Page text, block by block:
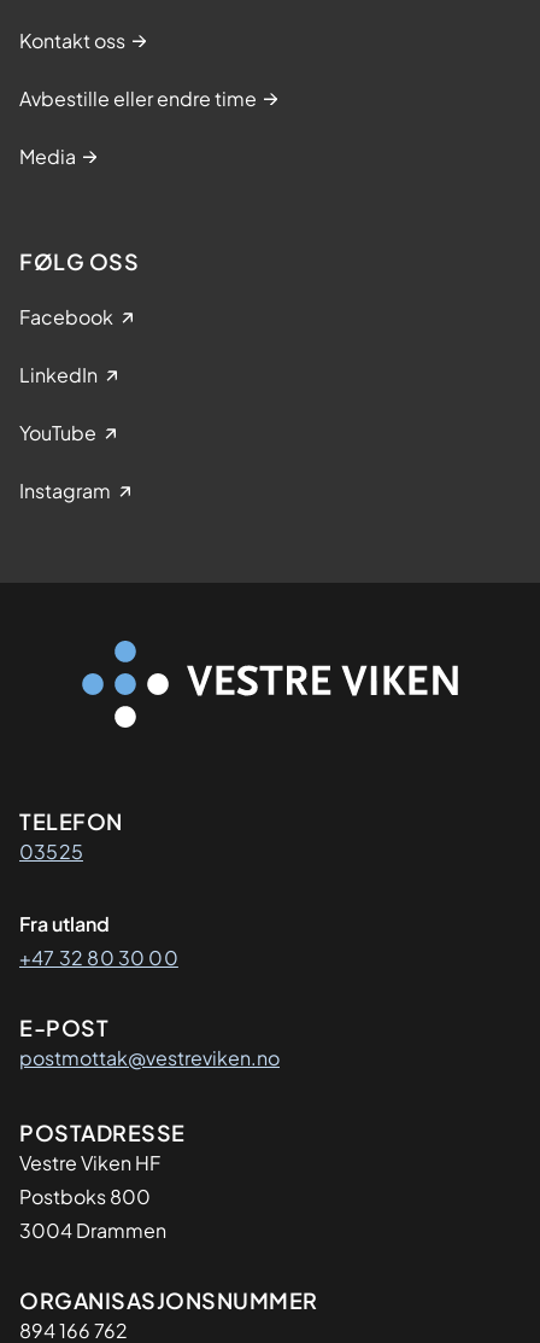
Kontakt oss
Avbestille eller endre time
Media
FØLG OSS
Facebook
LinkedIn
YouTube
Instagram
Kontaktinformasjon
TELEFON
03525
Fra utland
+47 32 80 30 00
E-POST
postmottak@vestreviken.no
Adresse
POSTADRESSE
Vestre Viken HF
Postboks 800
3004 Drammen
Organisasjon
ORGANISASJONSNUMMER
894 166 762